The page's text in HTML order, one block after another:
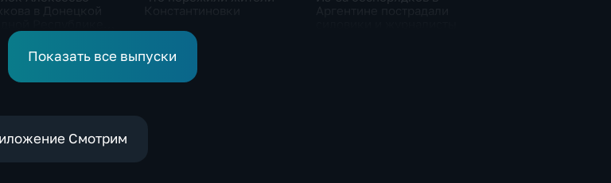
огневым
российских
Показать все выпуски
Смотрим